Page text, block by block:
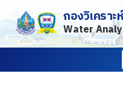
Skip
to
กองวิเครา
Water